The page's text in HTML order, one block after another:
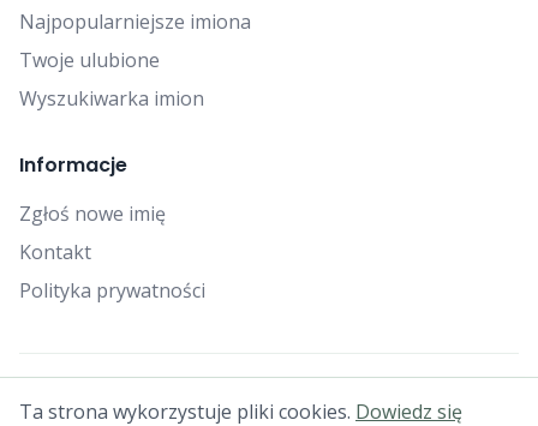
Najpopularniejsze imiona
Twoje ulubione
Wyszukiwarka imion
Informacje
Zgłoś nowe imię
Kontakt
Polityka prywatności
© 2025 Falcon Bytes. Wszelkie prawa zastrzeżone.
Ta strona wykorzystuje pliki cookies. Dowiedz się